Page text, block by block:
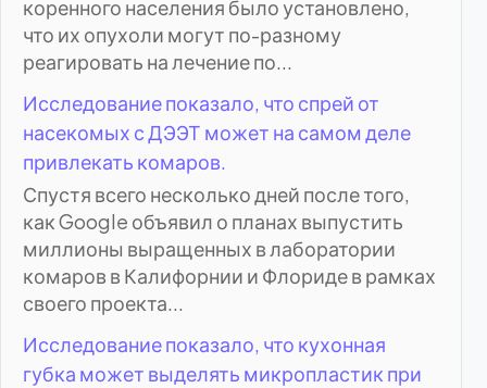
коренного населения было установлено,
что их опухоли могут по-разному
реагировать на лечение по...
Исследование показало, что спрей от
насекомых с ДЭЭТ может на самом деле
привлекать комаров.
Спустя всего несколько дней после того,
как Google объявил о планах выпустить
миллионы выращенных в лаборатории
комаров в Калифорнии и Флориде в рамках
своего проекта...
Исследование показало, что кухонная
губка может выделять микропластик при